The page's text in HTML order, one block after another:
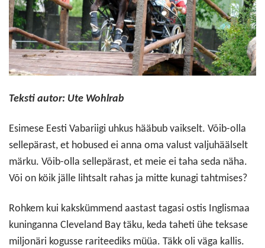
Teksti autor: Ute Wohlrab
Esimese Eesti Vabariigi uhkus hääbub vaikselt. Võib-olla
sellepärast, et hobused ei anna oma valust valjuhäälselt
märku. Võib-olla sellepärast, et meie ei taha seda näha.
Või on köik jälle lihtsalt rahas ja mitte kunagi tahtmises?
Rohkem kui kakskümmend aastast tagasi ostis Inglismaa
kuninganna Cleveland Bay täku, keda taheti ühe teksase
miljonäri kogusse rariteediks müüa. Täkk oli väga kallis.